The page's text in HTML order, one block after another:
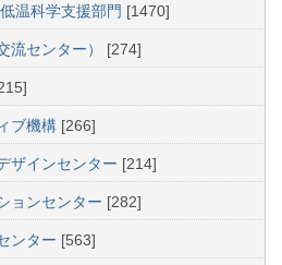
温科学支援部門 [1470]
流センター） [274]
ブ機構 [266]
ザインセンター [214]
ョンセンター [282]
ンター [563]